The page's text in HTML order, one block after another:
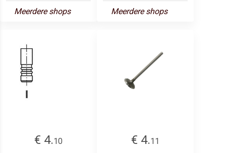
Meerdere shops
Meerdere shops
€ 4.10 € 4.11